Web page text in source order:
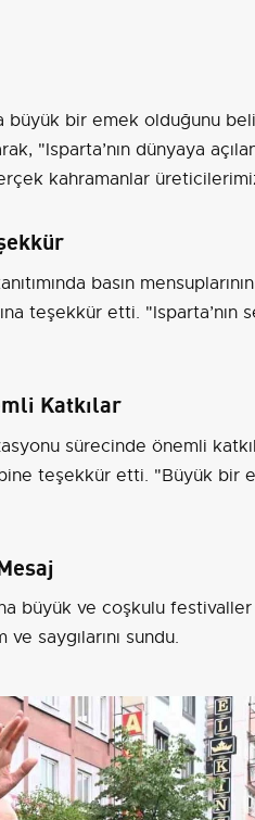
büyük bir emek olduğunu
"Isparta’nın dünyaya
kahramanlar
basın
teşekkür etti. "Isparta’nın
Katkılar
sürecinde önemli
teşekkür etti. "Büyük bir
büyük ve coşkulu
saygılarını sundu.